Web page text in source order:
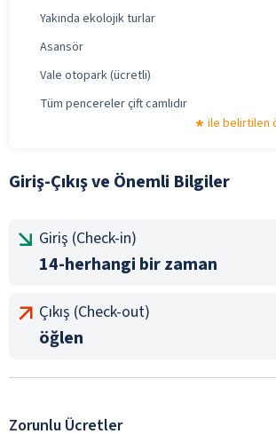
Yakında ekolojik turlar
Asansör
Vale otopark (ücretli)
Tüm pencereler çift camlıdır
ile belirtilen
Giriş-Çıkış ve Önemli Bilgiler
Giriş (Check-in)
14-herhangi bir zaman
Çıkış (Check-out)
öğlen
Zorunlu Ücretler